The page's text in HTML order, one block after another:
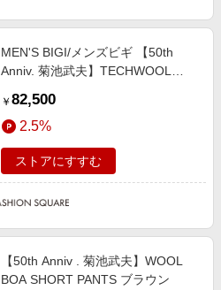
MEN'S BIGI/メンズビギ 【50th
Anniv. 菊池武夫】TECHWOOL
ュ ２
￥ 82,500
2.5%
ストアにすすむ
【50th Anniv . 菊池武夫】WOOL
BOA SHORT PANTS ブラウン